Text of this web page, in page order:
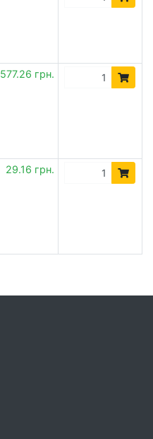
577.26 грн.
29.16 грн.